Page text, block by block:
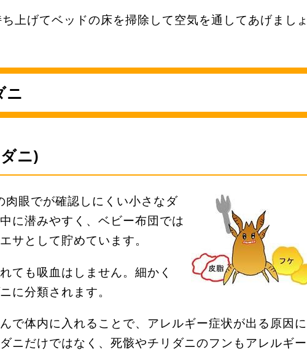
上げてベッドの床を掃除して空気を通してあげましょ
ニ
ニ)
眼でが確認しにくい小さなダ
に潜みやすく、ベビー布団では
サとして貯めています。
ても吸血はしません。細かく
に分類されます。
で体内に入れることで、アレルギー症状が出る原因に
ニだけではなく、死骸やチリダニのフンもアレルギー